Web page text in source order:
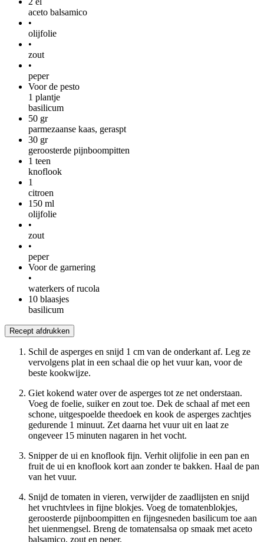
aceto balsamico
•
olijfolie
•
zout
•
peper
Voor de pesto
1 plantje
basilicum
50 gr
parmezaanse kaas, geraspt
30 gr
geroosterde pijnboompitten
1 teen
knoflook
1
citroen
150 ml
olijfolie
•
zout
•
peper
Voor de garnering
•
waterkers of rucola
10 blaasjes
basilicum
Recept afdrukken
Schil de asperges en snijd 1 cm van de onderkant af. Leg ze
vervolgens plat in een schaal die op het vuur kan, voor de
beste kookwijze.
Giet kokend water over de asperges tot ze net onderstaan.
Voeg de foelie, suiker en zout toe. Dek de schaal af met een
schone, uitgespoelde theedoek en kook de asperges zachtjes
gedurende 1 minuut. Zet daarna het vuur uit en laat ze
ongeveer 15 minuten nagaren in het vocht.
Snipper de ui en knoflook fijn. Verhit olijfolie in een pan en
fruit de ui en knoflook kort aan zonder te bakken. Haal de pan
van het vuur.
Snijd de tomaten in vieren, verwijder de zaadlijsten en snijd
het vruchtvlees in fijne blokjes. Voeg de tomatenblokjes,
geroosterde pijnboompitten en fijngesneden basilicum toe aan
het uienmengsel. Breng de tomatensalsa op smaak met aceto
balsamico, zout en peper.